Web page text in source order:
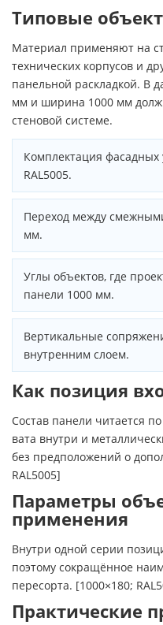
Типовые
Материал применяют на
технических корпусов и
панельной раскладкой. В
мм и ширина 1000 мм
стеновой системе.
Комплектация фасадных
RAL5005.
Переход между
мм.
Углы объектов, где
панели 1000 мм.
Вертикальные
внутренним слоем.
Как позиция
Состав панели читается
вата внутри и
без предположений о
RAL5005]
Параметры
применения
Внутри одной серии
поэтому сокращённое
пересорта. [1000×180;
Практические